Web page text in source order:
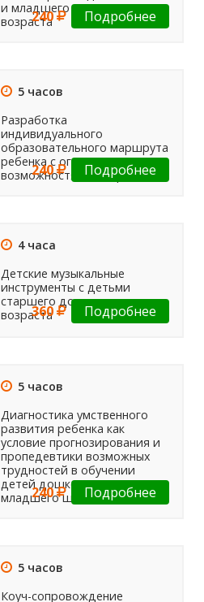
и младшего школьного
возраста
240 Подробнее
5 часов
Разработка
индивидуального
образовательного маршрута
ребенка с ограниченными
возможностями здоровья
240 Подробнее
4 часа
Детские музыкальные
инструменты с детьми
старшего дошкольного
возраста
360 Подробнее
5 часов
Диагностика умственного
развития ребенка как
условие прогнозирования и
пропедевтики возможных
трудностей в обучении
детей дошкольного и
младшего школьного...
240 Подробнее
5 часов
Коуч-сопровождение